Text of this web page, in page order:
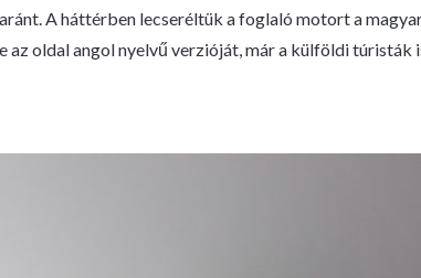
A háttérben lecseréltük a foglaló motort a
oldal angol nyelvű verzióját, már a külföldi túristák